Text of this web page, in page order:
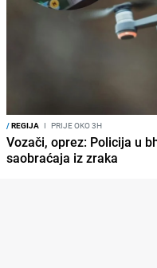
/REGIJA I PRIJE OKO 3H
Vozači, oprez: Policija u
saobraćaja iz zraka